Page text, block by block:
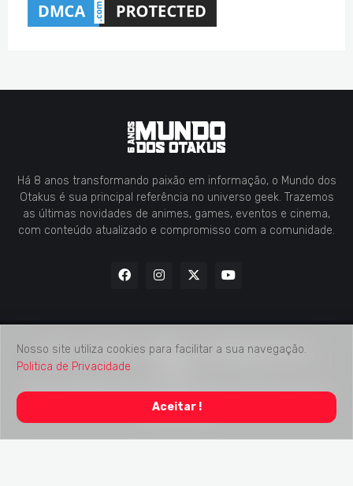
Há 8 anos transformando paixão em informação, o Mundo dos
Otakus é sua principal referência no universo geek. Trazemos
as últimas novidades de animes, games, eventos e cinema,
com conteúdo atualizado e compromisso com a comunidade.
Reservados
Home Contato Midia Kit
Verificação de Fatos
Nosso site utiliza cookies para facilitar a sua navegação.
Politica de Privacidade
Aceitar !